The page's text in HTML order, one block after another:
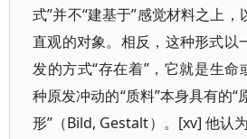
式”并不“建基于”感觉材料之上
直观的对象。相反，这种形式以
发的方式“存在着”，它就是生
种原发冲动的“质料”本身具有的“
形”（Bild, Gestalt）。[xv] 他认